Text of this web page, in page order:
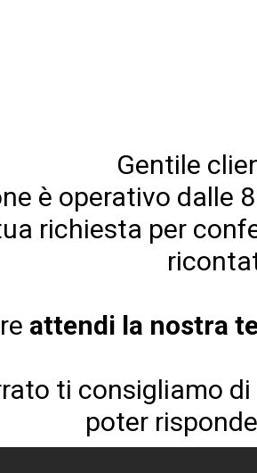
Gentile
è operativo
richiesta per
attendi la nostra
ti consigliamo
poter